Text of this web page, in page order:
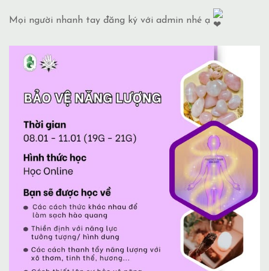
Mọi người nhanh tay đăng ký với admin nhé ạ